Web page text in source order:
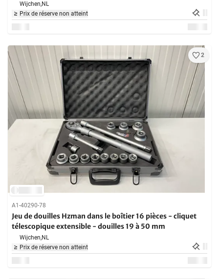
Wijchen,NL
Prix de réserve non atteint
2
A1-40290-78
Jeu de douilles Hzman dans le boîtier 16 pièces - cliquet
télescopique extensible - douilles 19 à 50 mm
Wijchen,NL
Prix de réserve non atteint